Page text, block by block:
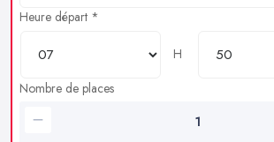
Heure départ *
H
Nombre de places